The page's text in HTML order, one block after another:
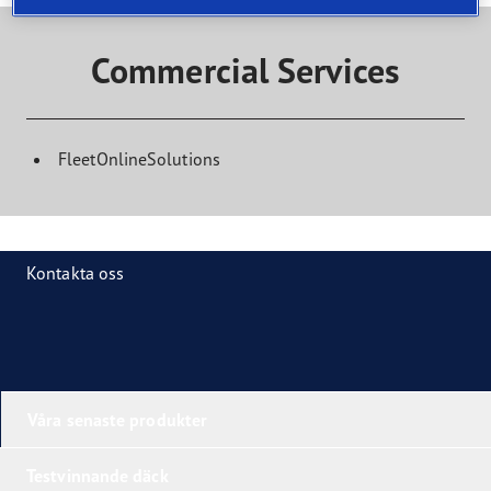
Commercial Services
FleetOnlineSolutions
Kontakta oss